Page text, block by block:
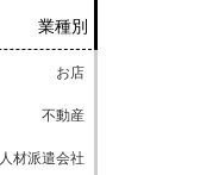
業種別
お店
不動産
人材派遣会社